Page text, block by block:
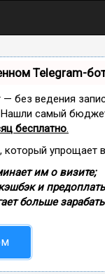
Telegram-
— без ведения
Нашли самый
бесплатно.
который упрощает
им о визите;
и
больше